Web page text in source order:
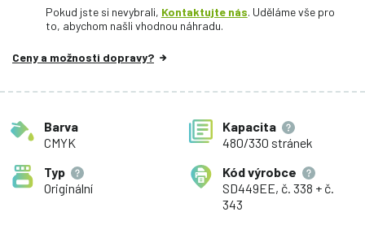
Pokud jste si nevybrali, Kontaktujte nás. Uděláme vše pro
to, abychom našli vhodnou náhradu.
Ceny a možnosti dopravy?
Barva
CMYK
Kapacita
480/330 stránek
Typ
Originální
Kód výrobce
SD449EE, č. 338 + č.
343